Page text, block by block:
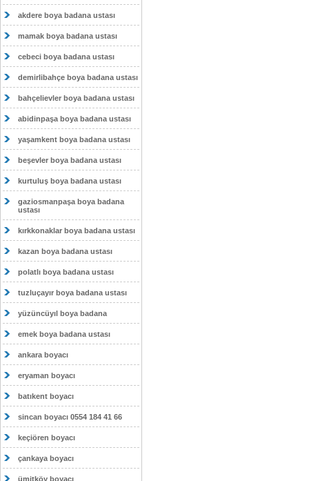
akdere boya badana ustası
mamak boya badana ustası
cebeci boya badana ustası
demirlibahçe boya badana ustası
bahçelievler boya badana ustası
abidinpaşa boya badana ustası
yaşamkent boya badana ustası
beşevler boya badana ustası
kurtuluş boya badana ustası
gaziosmanpaşa boya badana
ustası
kırkkonaklar boya badana ustası
kazan boya badana ustası
polatlı boya badana ustası
tuzluçayır boya badana ustası
yüzüncüyıl boya badana
emek boya badana ustası
ankara boyacı
eryaman boyacı
batıkent boyacı
sincan boyacı 0554 184 41 66
keçiören boyacı
çankaya boyacı
ümitköy boyacı